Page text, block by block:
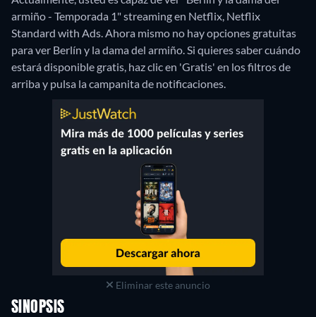
armiño - Temporada 1" streaming en Netflix, Netflix
Standard with Ads. Ahora mismo no hay opciones gratuitas
para ver Berlín y la dama del armiño. Si quieres saber cuándo
estará disponible gratis, haz clic en 'Gratis' en los filtros de
arriba y pulsa la campanita de notificaciones.
Eliminar este anuncio
SINOPSIS